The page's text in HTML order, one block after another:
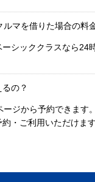
マを借りた場合の料
シッククラスなら24
の？
ージから予約できます
・ご利用いただけます